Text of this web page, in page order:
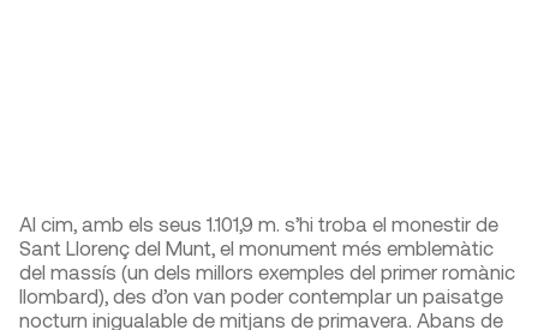
Al cim, amb els seus 1.101,9 m. s’hi troba el monestir de
Sant Llorenç del Munt, el monument més emblemàtic
del massís (un dels millors exemples del primer romànic
llombard), des d’on van poder contemplar un paisatge
nocturn inigualable de mitjans de primavera. Abans de